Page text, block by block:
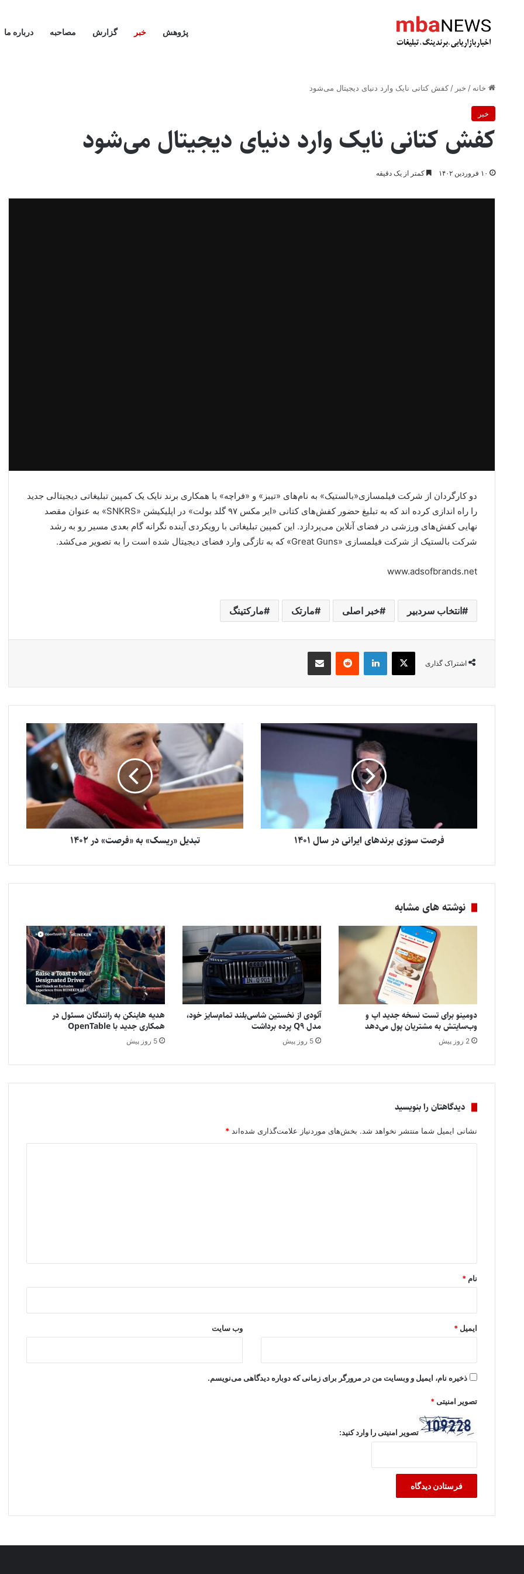
پژوهش خبر گزارش مصاحبه درباره ما
خانه / خبر / کفش کتانی نایک وارد دنیای دیجیتال می‌شود
خبر
کفش کتانی نایک وارد دنیای دیجیتال می‌شود
۱۰ فروردین ۱۴۰۲ کمتر از یک دقیقه
دو کارگردان از شرکت فیلمسازی«بالستیک» به نام‌های «تیبز» و «فراچه» با همکاری برند نایک یک کمپین تبلیغاتی دیجیتالی جدید
را راه اندازی کرده اند که به تبلیغ حضور کفش‌های کتانی «ایر مکس ۹۷ گلد بولت» در اپلیکیشن «SNKRS» به عنوان مقصد
نهایی کفش‌های ورزشی در فضای آنلاین می‌پردازد. این کمپین تبلیغاتی با رویکردی آینده نگرانه گام بعدی مسیر رو به رشد
شرکت بالستیک از شرکت فیلمسازی «Great Guns» که به تازگی وارد فضای دیجیتال شده است را به تصویر می‌کشد.
www.adsofbrands.net
انتخاب سردبیر خبر اصلی مارتک مارکتینگ
اشتراک گذاری
X لینکدین ‫رددیت اشتراک گذاری از طریق ایمیل
فرصت سوزی برندهای ایرانی در سال 1401 تبدیل «ریسک» به «فرصت» در 1402
نوشته های مشابه
دومینو برای تست نسخه جدید اپ و
وب‌سایتش به مشتریان پول می‌دهد
2 روز پیش
آئودی از نخستین شاسی‌بلند تمام‌سایز خود،
مدل Q9 پرده برداشت
5 روز پیش
هدیه هاینکن به رانندگان مسئول در
همکاری جدید با OpenTable
5 روز پیش
دیدگاهتان را بنویسید
نشانی ایمیل شما منتشر نخواهد شد. بخش‌های موردنیاز علامت‌گذاری شده‌اند *
نام *
ایمیل * وب‌ سایت
ذخیره نام، ایمیل و وبسایت من در مرورگر برای زمانی که دوباره دیدگاهی می‌نویسم.
تصویر امنیتی*
تصویر امنیتی را وارد کنید: